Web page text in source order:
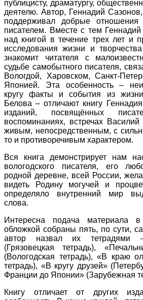
публицисту, драматургу,
деятелю. Автор, Геннадий Сазонов,
поддерживал добрые
писателем. Вместе с тем
над книгой в течение трех лет и
исследования жизни и
знакомит читателя с
судьбе самобытного писателя,
Вологдой, Харовском, Санкт-
Японией. Эта особенность –
кругу факты и события из
Белова – отличают книгу
изданий, посвящённых
воспоминаниях, встречах
живым, непосредственным, с
то и противоречивым характером.
Вся книга демонстрирует нам
вологодского писателя, его
родной деревне, всей России,
видеть Родину могучей и
определяло внутренний мир
слова.
Интересна подача материала
обложкой собраны пять, по сути,
автор назвал их тетрадями
(Грязовецкая тетрадь),
(Вологодская тетрадь), «В краю
тетрадь), «В кругу друзей»
Франции до Японии» (Зарубежная
Книгу отличает от других